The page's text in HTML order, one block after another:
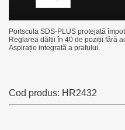
Portscula SDS-PLUS protejată
Reglarea dălții în 40 de poziții fără
Aspirație integrată a prafului.
Cod produs: HR2432